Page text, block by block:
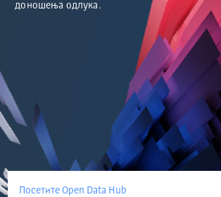
доношења одлука.
Посетите Open Data Hub